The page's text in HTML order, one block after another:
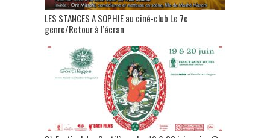
LES STANCES A SOPHIE au ciné-club Le 7e
genre/Retour à l’écran